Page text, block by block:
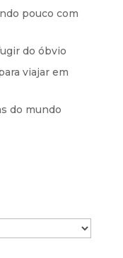
pouco com
do óbvio
viajar em
do mundo